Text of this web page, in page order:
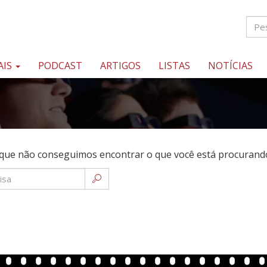
PODCAST ARTIGOS LISTAS NOTÍCIAS
não conseguimos encontrar o que você está